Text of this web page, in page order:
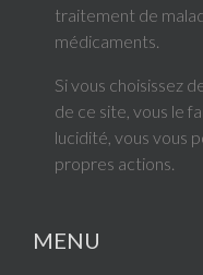
traitement de
médicaments.
Si vous choisissez
de ce site, vous le
lucidité, vous vous
propres actions.
MENU